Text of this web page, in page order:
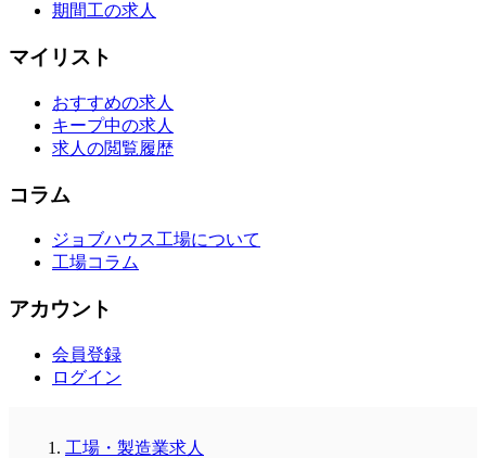
期間工の求人
マイリスト
おすすめの求人
キープ中の求人
求人の閲覧履歴
コラム
ジョブハウス工場について
工場コラム
アカウント
会員登録
ログイン
工場・製造業求人